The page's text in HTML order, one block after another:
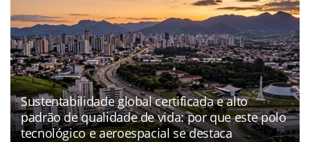
Sustentabilidade global certificada e alto
padrão de qualidade de vida: por que este polo
tecnológico e aeroespacial se destaca